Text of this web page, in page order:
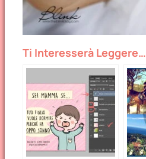
Ti Interesserà Leggere…